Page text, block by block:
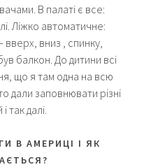
В палаті є все:
Ліжко автоматичне:
вниз , спинку,
балкон. До дитини всі
що я там одна на всю
дали заповнювати різні
так далі.
В АМЕРИЦІ І ЯК